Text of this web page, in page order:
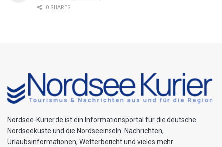
0 SHARES
Nordsee-Kurier.de ist ein Informationsportal für die deutsche
Nordseeküste und die Nordseeinseln. Nachrichten,
Urlaubsinformationen, Wetterbericht und vieles mehr.